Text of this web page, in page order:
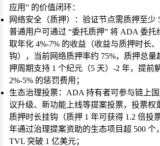
应用” 的价值闭环：
网络安全（质押）
：验证节点需质押至少
普通用户可通过 “委托质押” 将 ADA 委托
取年化 4%-7% 的收益（收益与质押时长
钩），当前网络质押率约 75%，质押总量
押周期支持 1 个纪元（5 天）-2 年，提前
2%-5% 的惩罚费用；
生态治理投票：ADA 持有者可参与链上
议升级、新功能上线等提案投票，投票权
质押时长挂钩（质押 1 年可获得 1.2 倍投
年通过治理提案资助的生态项目超 500 个
TVL 突破 1 亿美元；